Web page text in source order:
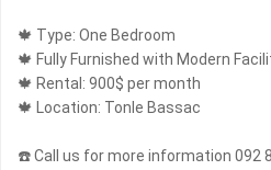
🍁 Type: One Bedroom
🍁 Fully Furnished with Modern
🍁 Rental: 900$ per month
🍁 Location: Tonle Bassac
☎️ Call us for more information 092